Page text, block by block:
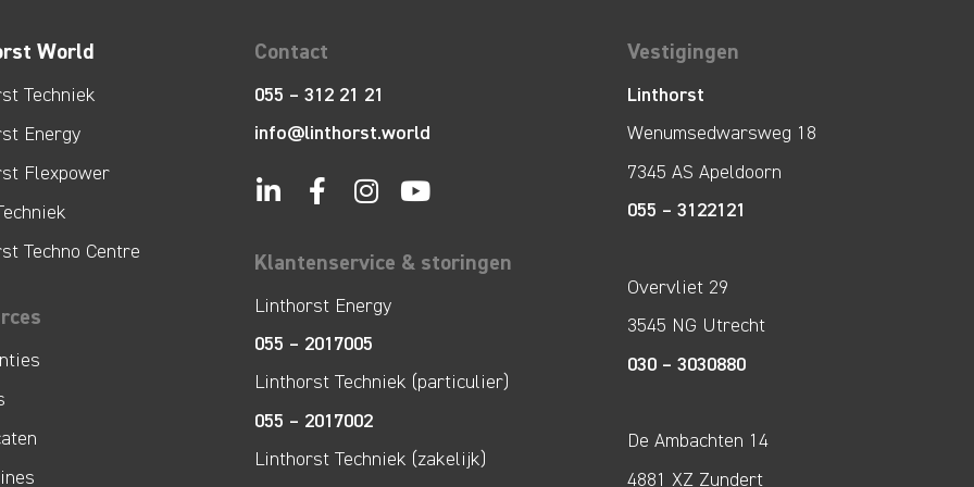
World
Techniek
Energy
Flexpower
Techno Centre
Contact
055 – 312 21 21
info@linthorst.world
Klantenservice & storingen
Linthorst Energy
055 – 2017005
Linthorst Techniek (particulier)
055 – 2017002
Linthorst Techniek (zakelijk)
Vestigingen
Linthorst
Wenumsedwarsweg 18
7345 AS Apeldoorn
055 – 3122121
Overvliet 29
3545 NG Utrecht
030 – 3030880
De Ambachten 14
4881 XZ Zundert